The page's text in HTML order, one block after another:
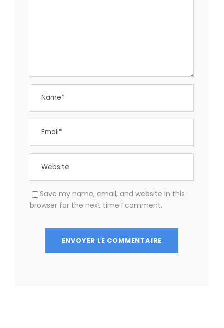
Save my name, email, and website in this
browser for the next time I comment.